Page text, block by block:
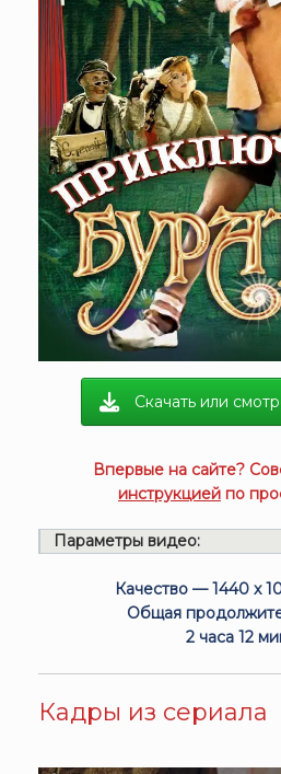
Скачать или
Впервые на сайте?
инструкцией по
Параметры видео:
Качество — 1440 x
Общая
2 часа 12
Кадры из сериала